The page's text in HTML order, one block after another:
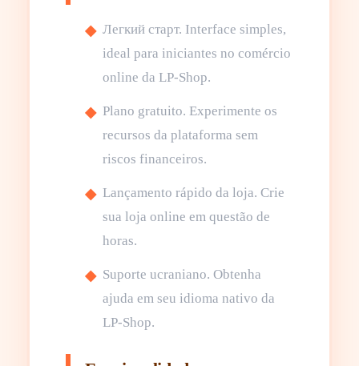
Легкий старт. Interface simples,
ideal para iniciantes no comércio
online da LP-Shop.
Plano gratuito. Experimente os
recursos da plataforma sem
riscos financeiros.
Lançamento rápido da loja. Crie
sua loja online em questão de
horas.
Suporte ucraniano. Obtenha
ajuda em seu idioma nativo da
LP-Shop.